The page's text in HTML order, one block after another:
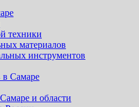
техники
материалов
инструментов
в Самаре
и области